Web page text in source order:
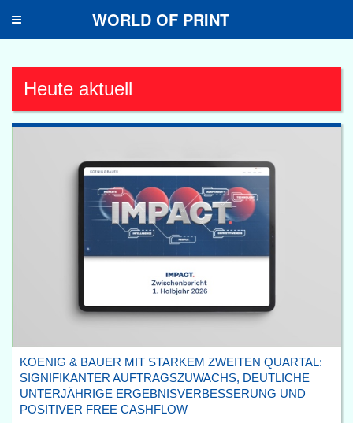
Toggle
WORLD OF PRINT
Heute aktuell
KOENIG & BAUER MIT STARKEM ZWEITEN QUARTAL:
SIGNIFIKANTER AUFTRAGSZUWACHS, DEUTLICHE
UNTERJÄHRIGE ERGEBNISVERBESSERUNG UND
POSITIVER FREE CASHFLOW